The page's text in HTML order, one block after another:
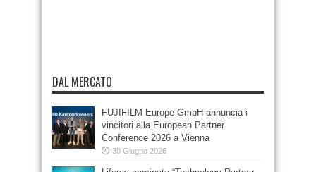
DAL MERCATO
FUJIFILM Europe GmbH annuncia i
vincitori alla European Partner
Conference 2026 a Vienna
30 Giugno 2026